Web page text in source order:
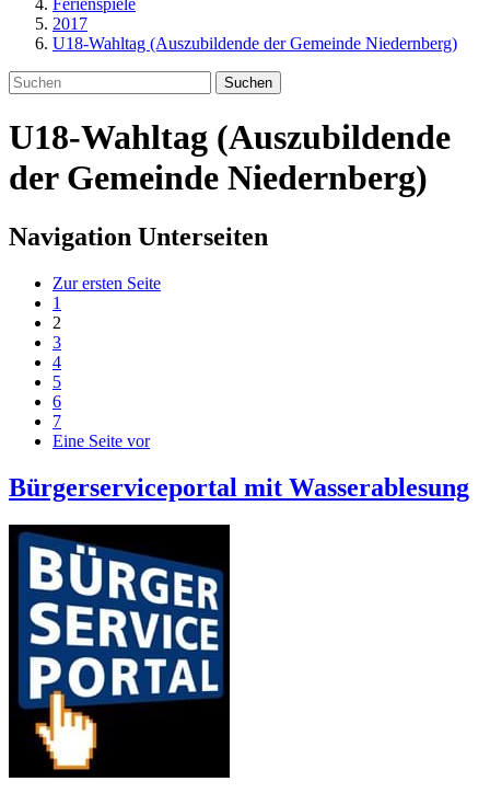
Ferienspiele
2017
U18-Wahltag (Auszubildende der Gemeinde Niedernberg)
Suchen
U18-Wahltag (Auszubildende
der Gemeinde Niedernberg)
Navigation Unterseiten
Zur ersten Seite
1
2
3
4
5
6
7
Eine Seite vor
Bürgerserviceportal mit Wasserablesung